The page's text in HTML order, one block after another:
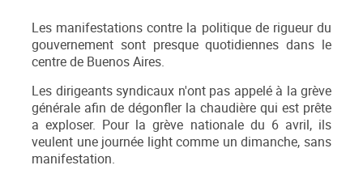
Les manifestations contre la politique de rigueur du
gouvernement sont presque quotidiennes dans le
centre de Buenos Aires.
Les dirigeants syndicaux n'ont pas appelé à la grève
générale afin de dégonfler la chaudière qui est prête
a exploser. Pour la grève nationale du 6 avril, ils
veulent une journée light comme un dimanche, sans
manifestation.